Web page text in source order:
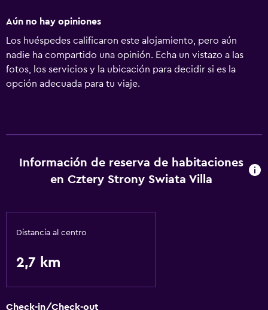
Aún no hay opiniones
Los huéspedes calificaron este alojamiento, pero aún
nadie ha compartido una opinión. Echa un vistazo a las
fotos, los servicios y la ubicación para decidir si es la
opción adecuada para tu viaje.
Información de reserva de habitaciones
en Cztery Strony Swiata Villa
Distancia al centro
2,7 km
Check-in/Check-out